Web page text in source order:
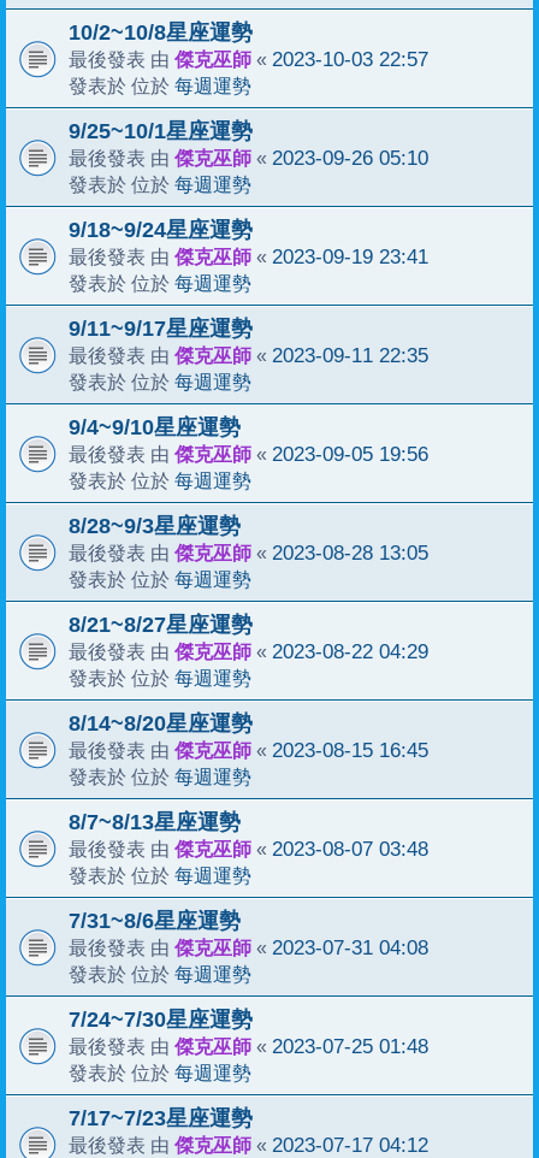
10/2~10/8星座運勢
最後發表 由 傑克巫師 « 2023-10-03 22:57
發表於 位於 每週運勢
9/25~10/1星座運勢
最後發表 由 傑克巫師 « 2023-09-26 05:10
發表於 位於 每週運勢
9/18~9/24星座運勢
最後發表 由 傑克巫師 « 2023-09-19 23:41
發表於 位於 每週運勢
9/11~9/17星座運勢
最後發表 由 傑克巫師 « 2023-09-11 22:35
發表於 位於 每週運勢
9/4~9/10星座運勢
最後發表 由 傑克巫師 « 2023-09-05 19:56
發表於 位於 每週運勢
8/28~9/3星座運勢
最後發表 由 傑克巫師 « 2023-08-28 13:05
發表於 位於 每週運勢
8/21~8/27星座運勢
最後發表 由 傑克巫師 « 2023-08-22 04:29
發表於 位於 每週運勢
8/14~8/20星座運勢
最後發表 由 傑克巫師 « 2023-08-15 16:45
發表於 位於 每週運勢
8/7~8/13星座運勢
最後發表 由 傑克巫師 « 2023-08-07 03:48
發表於 位於 每週運勢
7/31~8/6星座運勢
最後發表 由 傑克巫師 « 2023-07-31 04:08
發表於 位於 每週運勢
7/24~7/30星座運勢
最後發表 由 傑克巫師 « 2023-07-25 01:48
發表於 位於 每週運勢
7/17~7/23星座運勢
最後發表 由 傑克巫師 « 2023-07-17 04:12